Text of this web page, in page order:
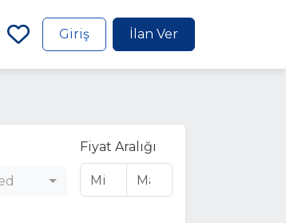
Giriş İlan Ver
Fiyat Aralığı